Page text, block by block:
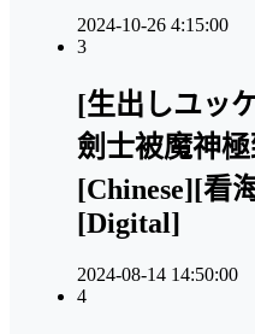
2024-10-26 4:15:00
3
[生出しユッ
劍士被魔神
[Chinese][看
[Digital]
2024-08-14 14:50:00
4